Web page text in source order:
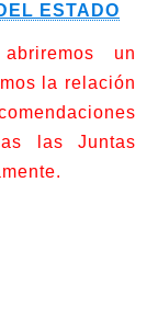
ESTADO
abriremos un
la relación
las Juntas